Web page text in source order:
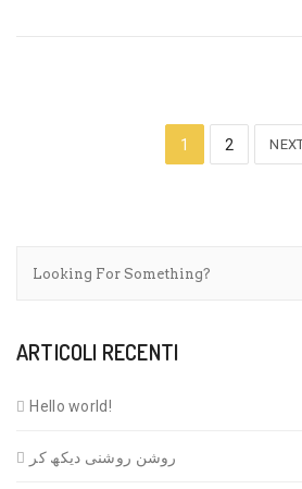
1 2
ARTICOLI RECENTI
Hello world!
روشن روشنی دیکھ کر